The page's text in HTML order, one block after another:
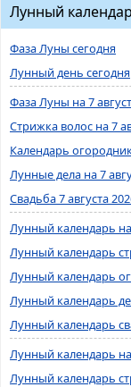
Лунный
Фаза Луны сегодня
Лунный день сегодня
Фаза Луны на 7
Стрижка волос на 7
Календарь
Лунные дела на 7
Свадьба 7 августа
Лунный календарь на
Лунный календарь
Лунный календарь
Лунный календарь
Лунный календарь
Лунный календарь
Лунный календарь